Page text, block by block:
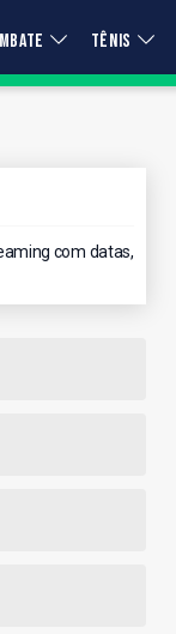
TÊNIS
com datas,